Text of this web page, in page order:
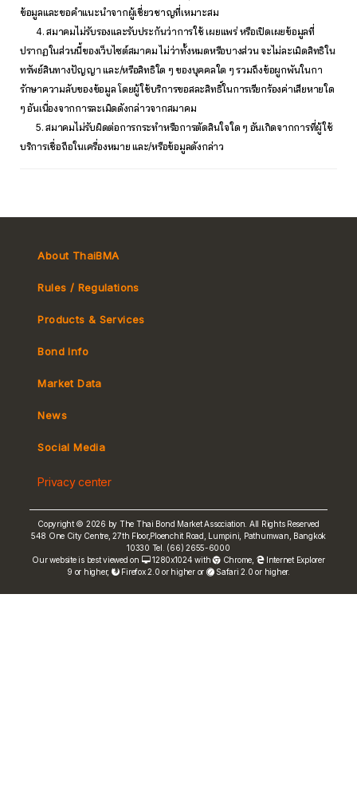
ข้อมูลและขอคำแนะนำจากผู้เชี่ยวชาญที่เหมาะสม
4. สมาคมไม่รับรองและรับประกันว่าการใช้ เผยแพร่ หรือเปิดเผยข้อมูลที่
ปรากฏในส่วนนี้ของเว็บไซต์สมาคม ไม่ว่าทั้งหมดหรือบางส่วน จะไม่ละเมิดสิทธิใน
ทรัพย์สินทางปัญญา และ/หรือสิทธิใด ๆ ของบุคคลใด ๆ รวมถึงข้อผูกพันในกา
รักษาความลับของข้อมูล โดยผู้ใช้บริการขอสละสิทธิ์ในการเรียกร้องค่าเสียหายใด
ๆ อันเนื่องจากการละเมิดดังกล่าวจากสมาคม
5. สมาคมไม่รับผิดต่อการกระทำหรือการตัดสินใจใด ๆ อันเกิดจากการที่ผู้ใช้
บริการเชื่อถือในเครื่องหมาย และ/หรือข้อมูลดังกล่าว
About ThaiBMA
Rules / Regulations
Tax
Products & Services
MeBond
e-bookbuilding
Bond Info
Market Data
Yield Curve
FRN Rate
Bond Price
News
Social Media
Privacy center
Copyright © 2026 by The Thai Bond Market Association. All Rights Reserved
548 One City Centre, 27th Floor,Ploenchit Road, Lumpini, Pathumwan, Bangkok
10330 Tel. (66) 2655-6000
Our website is best viewed on
1280x1024 with Chrome
Internet Explorer
9 or higher,
Firefox 2.0 or higher or Safari 2.0 or higher.